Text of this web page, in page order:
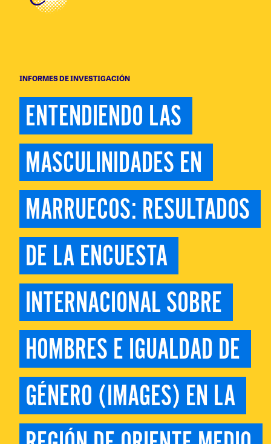
INFORMES DE INVESTIGACIÓN
ENTENDIENDO LAS
MASCULINIDADES EN
MARRUECOS: RESULTADOS
DE LA ENCUESTA
INTERNACIONAL SOBRE
HOMBRES E IGUALDAD DE
GÉNERO (IMAGES) EN LA